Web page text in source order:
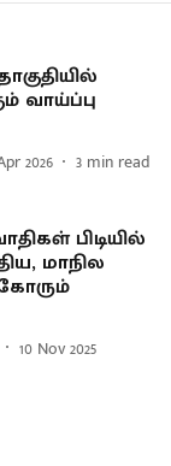
வாய்ப்பு
2026 3 min read
பிடியில்
மாநில
10 Nov 2025